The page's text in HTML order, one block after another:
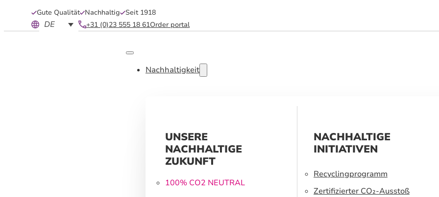
Gute Qualität Nachhaltig Seit 1918
DE +31 (0)23 555 18 61Order portal
Nachhaltigkeit
UNSERE
NACHHALTIGE
ZUKUNFT
100% CO2 NEUTRAL
NACHHALTIGE
INITIATIVEN
Recyclingprogramm
Zertifizierter CO₂-Ausstoß